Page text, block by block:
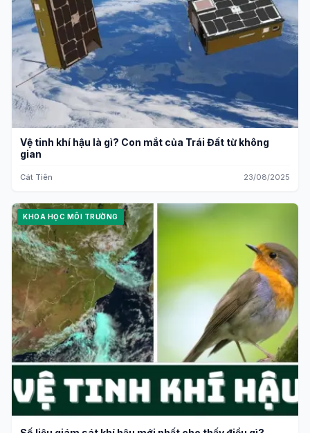
Vệ tinh khí hậu là gì? Con mắt của Trái Đất từ không
gian
Cát Tiên 23/08/2025
KHOA HỌC MÔI TRƯỜNG